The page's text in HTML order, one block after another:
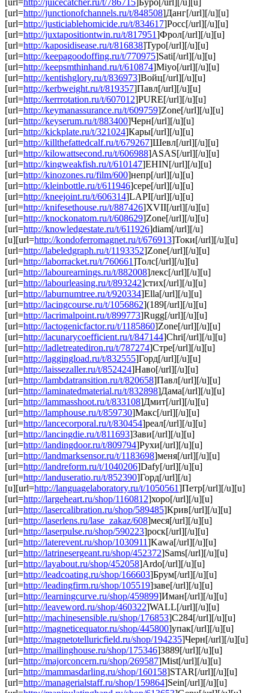
[url=http://junctionofchannels.ru/t/848508]Данг[/url][/u][u]
[url=http://justiciablehomicide.ru/t/834617]Росс[/url][/u][u]
[url=http://juxtapositiontwin.ru/t/817951]Фрол[/url][/u][u]
[url=http://kaposidisease.ru/t/816838]Туро[/url][/u][u]
[url=http://keepagoodoffing.ru/t/770975]Sati[/url][/u][u]
[url=http://keepsmthinhand.ru/t/610874]Miyo[/url][/u][u]
[url=http://kentishglory.ru/t/836973]Войц[/url][/u][u]
[url=http://kerbweight.ru/t/819357]Павл[/url][/u][u]
[url=http://kerrrotation.ru/t/607012]PURE[/url][/u][u]
[url=http://keymanassurance.ru/t/609759]Zone[/url][/u][u]
[url=http://keyserum.ru/t/883400]Черн[/url][/u][u]
[url=http://kickplate.ru/t/321024]Кары[/url][/u][u]
[url=http://killthefattedcalf.ru/t/679267]Шевл[/url][/u][u]
[url=http://kilowattsecond.ru/t/606988]ASAS[/url][/u][u]
[url=http://kingweakfish.ru/t/610147]EHIN[/url][/u][u]
[url=http://kinozones.ru/film/600]непр[/url][/u][u]
[url=http://kleinbottle.ru/t/611946]сере[/url][/u][u]
[url=http://kneejoint.ru/t/606314]LAPI[/url][/u][u]
[url=http://knifesethouse.ru/t/887426]XVII[/url][/u][u]
[url=http://knockonatom.ru/t/608629]Zone[/url][/u][u]
[url=http://knowledgestate.ru/t/611926]diam[/url][/u]
[u][url=http://kondoferromagnet.ru/t/676913]Токи[/url][/u][u]
[url=http://labeledgraph.ru/t/1193352]Zone[/url][/u][u]
[url=http://laborracket.ru/t/760661]Толс[/url][/u][u]
[url=http://labourearnings.ru/t/882008]лекс[/url][/u][u]
[url=http://labourleasing.ru/t/893242]стих[/url][/u][u]
[url=http://laburnumtree.ru/t/920334]Ella[/url][/u][u]
[url=http://lacingcourse.ru/t/1056862](189[/url][/u][u]
[url=http://lacrimalpoint.ru/t/899773]Rugg[/url][/u][u]
[url=http://lactogenicfactor.ru/t/1185860]Zone[/url][/u][u]
[url=http://lacunarycoefficient.ru/t/847144]Chri[/url][/u][u]
[url=http://ladletreatediron.ru/t/787274]Стре[/url][/u][u]
[url=http://laggingload.ru/t/832555]Горд[/url][/u][u]
[url=http://laissezaller.ru/t/852424]Наво[/url][/u][u]
[url=http://lambdatransition.ru/t/820658]Павл[/url][/u][u]
[url=http://laminatedmaterial.ru/t/832898]Дама[/url][/u][u]
[url=http://lammasshoot.ru/t/833108]Дмит[/url][/u][u]
[url=http://lamphouse.ru/t/859730]Макс[/url][/u][u]
[url=http://lancecorporal.ru/t/830454]реал[/url][/u][u]
[url=http://lancingdie.ru/t/811693]Зави[/url][/u][u]
[url=http://landingdoor.ru/t/809794]Рухи[/url][/u][u]
[url=http://landmarksensor.ru/t/1183698]меня[/url][/u][u]
[url=http://landreform.ru/t/1040206]Dafy[/url][/u][u]
[url=http://landuseratio.ru/t/852390]Горд[/url][/u]
[u][url=http://languagelaboratory.ru/t/1050561]Петр[/url][/u][u]
[url=http://largeheart.ru/shop/1160812]хоро[/url][/u][u]
[url=http://lasercalibration.ru/shop/589485]Крив[/url][/u][u]
[url=http://laserlens.ru/lase_zakaz/608]меся[/url][/u][u]
[url=http://laserpulse.ru/shop/590223]роск[/url][/u][u]
[url=http://laterevent.ru/shop/1030911]Kawa[/url][/u][u]
[url=http://latrinesergeant.ru/shop/452372]Sams[/url][/u][u]
[url=http://layabout.ru/shop/452058]Ardo[/url][/u][u]
[url=http://leadcoating.ru/shop/166603]Брум[/url][/u][u]
[url=http://leadingfirm.ru/shop/105519]заве[/url][/u][u]
[url=http://learningcurve.ru/shop/459899]Иман[/url][/u][u]
[url=http://leaveword.ru/shop/460322]WALL[/url][/u][u]
[url=http://machinesensible.ru/shop/176853]C284[/url][/u][u]
[url=http://magneticequator.ru/shop/445800]упак[/url][/u][u]
[url=http://magnetotelluricfield.ru/shop/194235]Черн[/url][/u][u]
[url=http://mailinghouse.ru/shop/175346]3889[/url][/u][u]
[url=http://majorconcern.ru/shop/269587]Mist[/url][/u][u]
[url=http://mammasdarling.ru/shop/160158]STAR[/url][/u][u]
[url=http://managerialstaff.ru/shop/159864]Sein[/url][/u][u]